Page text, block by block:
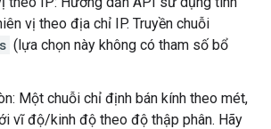
vị theo địa chỉ IP. Truyền chuỗi
(lựa chọn này không có tham số bổ
Một chuỗi chỉ định bán kính theo mét,
vĩ độ/kinh độ theo độ thập phân. Hãy